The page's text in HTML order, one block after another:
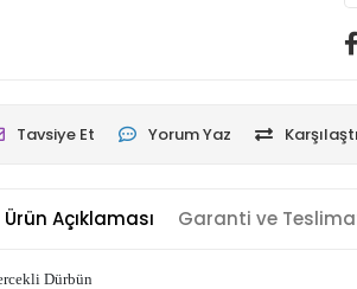
Tavsiye Et Yorum Yaz
Ürün Açıklaması Garanti ve
Dürbün